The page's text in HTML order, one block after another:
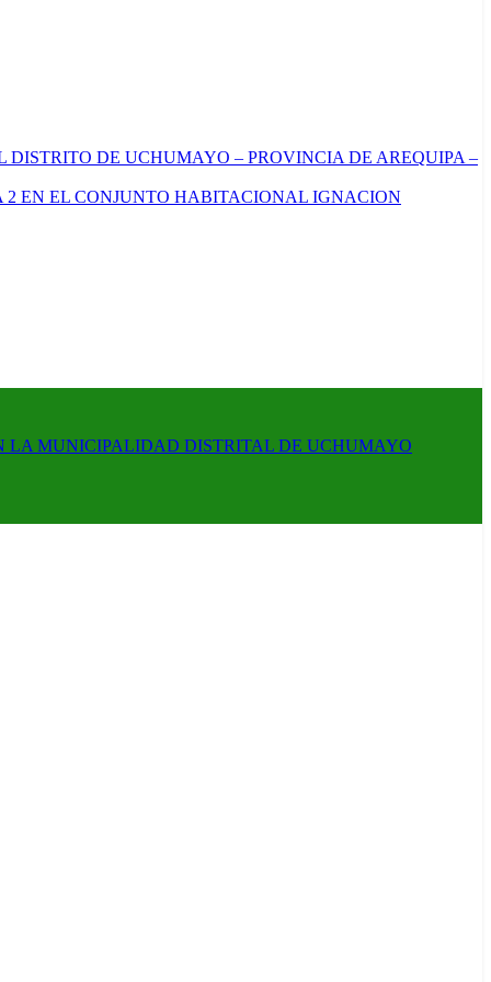
DISTRITO DE UCHUMAYO – PROVINCIA DE AREQUIPA –
EN EL CONJUNTO HABITACIONAL IGNACION
LA MUNICIPALIDAD DISTRITAL DE UCHUMAYO